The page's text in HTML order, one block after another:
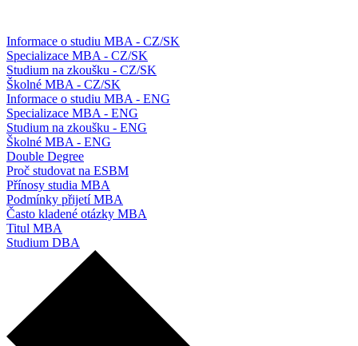
Informace o studiu MBA - CZ/SK
Specializace MBA - CZ/SK
Studium na zkoušku - CZ/SK
Školné MBA - CZ/SK
Informace o studiu MBA - ENG
Specializace MBA - ENG
Studium na zkoušku - ENG
Školné MBA - ENG
Double Degree
Proč studovat na ESBM
Přínosy studia MBA
Podmínky přijetí MBA
Často kladené otázky MBA
Titul MBA
Studium DBA